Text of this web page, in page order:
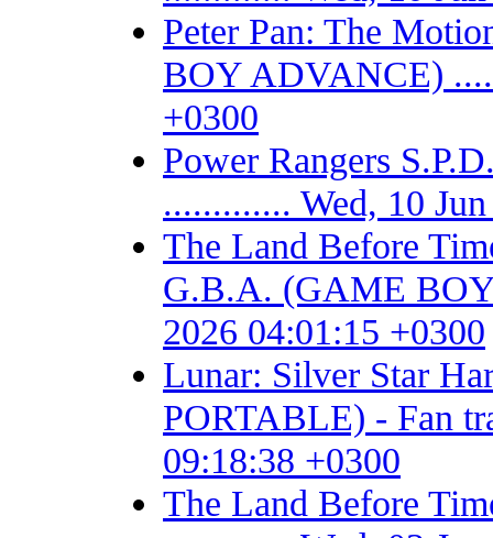
Peter Pan: The
BOY ADVANCE)
+0300
Power Rangers
............. Wed, 10
The Land Before
G.B.A. (GAME
2026 04:01:15 +0300
Lunar: Silver Star
PORTABLE) - Fan
09:18:38 +0300
The Land Before